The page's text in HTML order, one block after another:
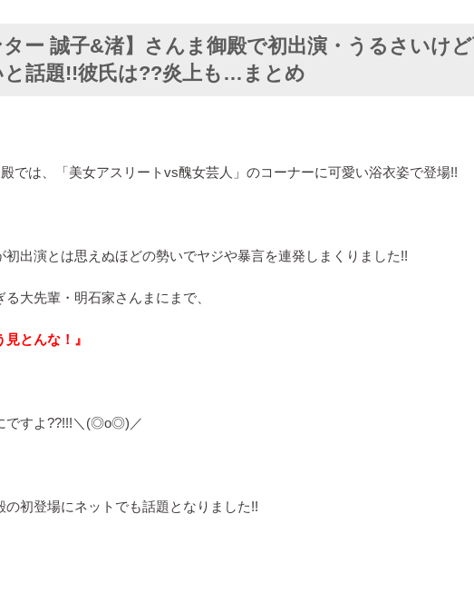
ター 誠子&渚】さんま御殿で初出演・うるさいけ
と話題!!彼氏は??炎上も…まとめ
では、「美女アスリートvs醜女芸人」のコーナーに可愛い浴衣姿で登場!!
初出演とは思えぬほどの勢いでヤジや暴言を連発しまくりました!!
大先輩・明石家さんまにまで、
見とんな！』
ですよ??!!!＼(◎o◎)／
の初登場にネットでも話題となりました!!